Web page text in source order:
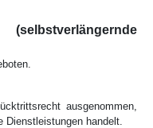
ausgenommen,
Dienstleistungen handelt.